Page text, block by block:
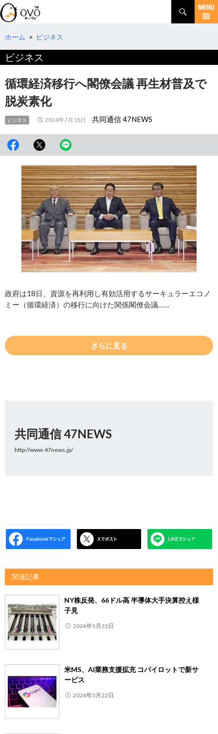
検
索
コ
テ
へ
動
ホーム > ビジネス
ビジネス
循環経済移行へ閣僚会議 再生材普及で
脱炭素化
ビジネス 2024年7月18日 共同通信 47NEWS
政府は18日、資源を再利用し有効活用するサーキュラーエコノ
ミー（循環経済）の移行に向けた関係閣僚会議……
さらに見る
共同通信 47NEWS
http://www.47news.jp/
関連記事
NY株反発、66ドル高 半導体大手決算控え様
子見
2024年5月22日
米MS、AI業務支援拡充 コパイロットで新サ
ービス
2024年5月22日